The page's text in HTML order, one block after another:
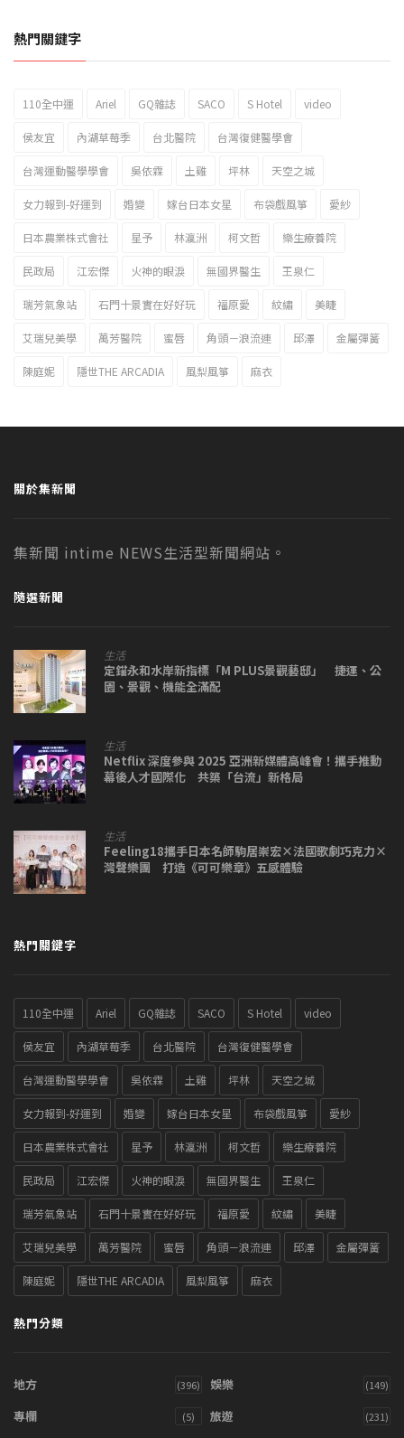
2023新北市北海岸國際風箏節「風在石起」霸氣回歸
熱門關鍵字
110全中運 Ariel GQ雜誌 SACO S Hotel video
侯友宜 內湖草莓季 台北醫院 台灣復健醫學會
台灣運動醫學學會 吳依霖 土雞 坪林 天空之城
女力報到-好運到 婚變 嫁台日本女星 布袋戲風箏 愛紗
日本農業株式會社 星予 林瀛洲 柯文哲 樂生療養院
民政局 江宏傑 火神的眼淚 無國界醫生 王泉仁
瑞芳氣象站 石門十景實在好好玩 福原愛 紋繡 美睫
艾瑞兒美學 萬芳醫院 蜜唇 角頭－浪流連 邱澤 金屬彈簧
陳庭妮 隱世THE ARCADIA 風梨風箏 麻衣
關於集新聞
集新聞 intime NEWS生活型新聞網站。
隨選新聞
生活
定錨永和水岸新指標「M PLUS景觀藝邸」 捷運、公
園、景觀、機能全滿配
生活
Netflix 深度參與 2025 亞洲新媒體高峰會！攜手推動
幕後人才國際化 共築「台流」新格局
生活
Feeling18攜手日本名師駒居崇宏×法國歌劇巧克力×
灣聲樂團 打造《可可樂章》五感體驗
熱門關鍵字
110全中運 Ariel GQ雜誌 SACO S Hotel video
侯友宜 內湖草莓季 台北醫院 台灣復健醫學會
台灣運動醫學學會 吳依霖 土雞 坪林 天空之城
女力報到-好運到 婚變 嫁台日本女星 布袋戲風箏 愛紗
日本農業株式會社 星予 林瀛洲 柯文哲 樂生療養院
民政局 江宏傑 火神的眼淚 無國界醫生 王泉仁
瑞芳氣象站 石門十景實在好好玩 福原愛 紋繡 美睫
艾瑞兒美學 萬芳醫院 蜜唇 角頭－浪流連 邱澤 金屬彈簧
陳庭妮 隱世THE ARCADIA 風梨風箏 麻衣
熱門分類
地方 (396) 娛樂 (149)
專欄 (5) 旅遊 (231)